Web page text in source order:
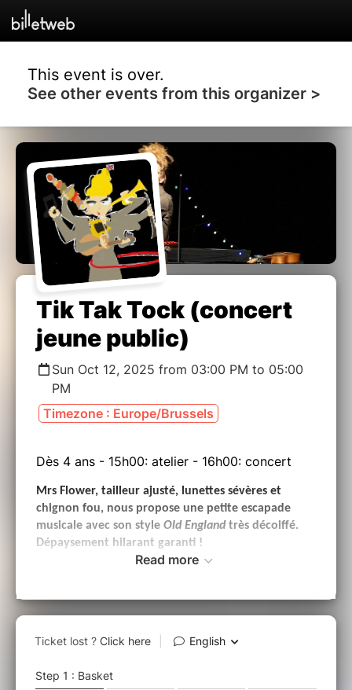
This event is over.
See other events from this organizer >
Tik Tak Tock (concert
jeune public)
Sun Oct 12, 2025 from 03:00 PM to 05:00
PM
Timezone : Europe/Brussels
Dès 4 ans - 15h00: atelier - 16h00: concert
Mrs Flower, tailleur ajusté, lunettes sévères et
chignon fou, nous propose une petite escapade
musicale avec son style Old England très décoiffé.
Dépaysement hilarant garanti !
musicales et culturelles, ponctué de musique
Read more